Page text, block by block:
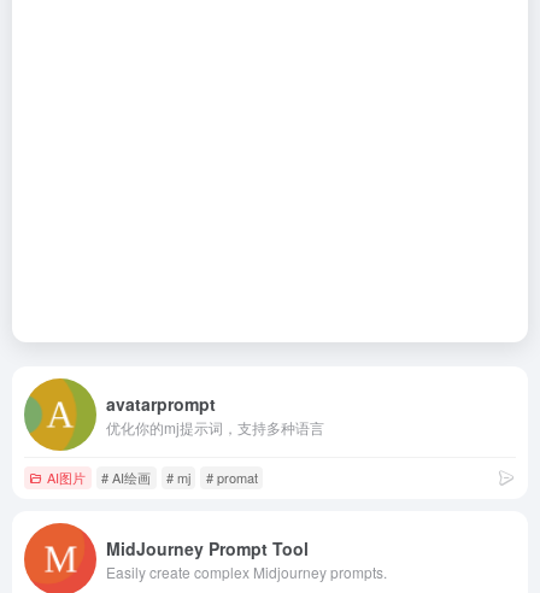
avatarprompt
优化你的mj提示词，支持多种语言
AI图片 # AI绘画 # mj # promat
MidJourney Prompt Tool
Easily create complex Midjourney prompts.